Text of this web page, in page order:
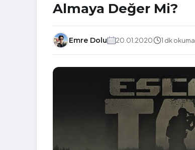
Almaya Değer Mi?
Emre Dolu 20.01.2020 1 dk okuma